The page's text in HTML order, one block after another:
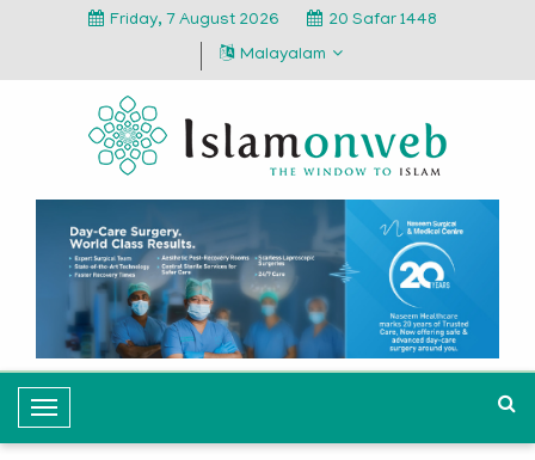
Friday, 7 August 2026
20 Safar 1448
Malayalam
T
o